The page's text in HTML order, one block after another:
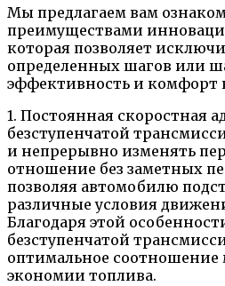
Мы предлагаем вам
преимуществами
которая позволяет
определенных шагов или
эффективность и комфорт
1. Постоянная скоростная
безступенчатой
и непрерывно изменять
отношение без заметных
позволяя автомобилю
различные условия
Благодаря этой
безступенчатой
оптимальное
экономии топлива.